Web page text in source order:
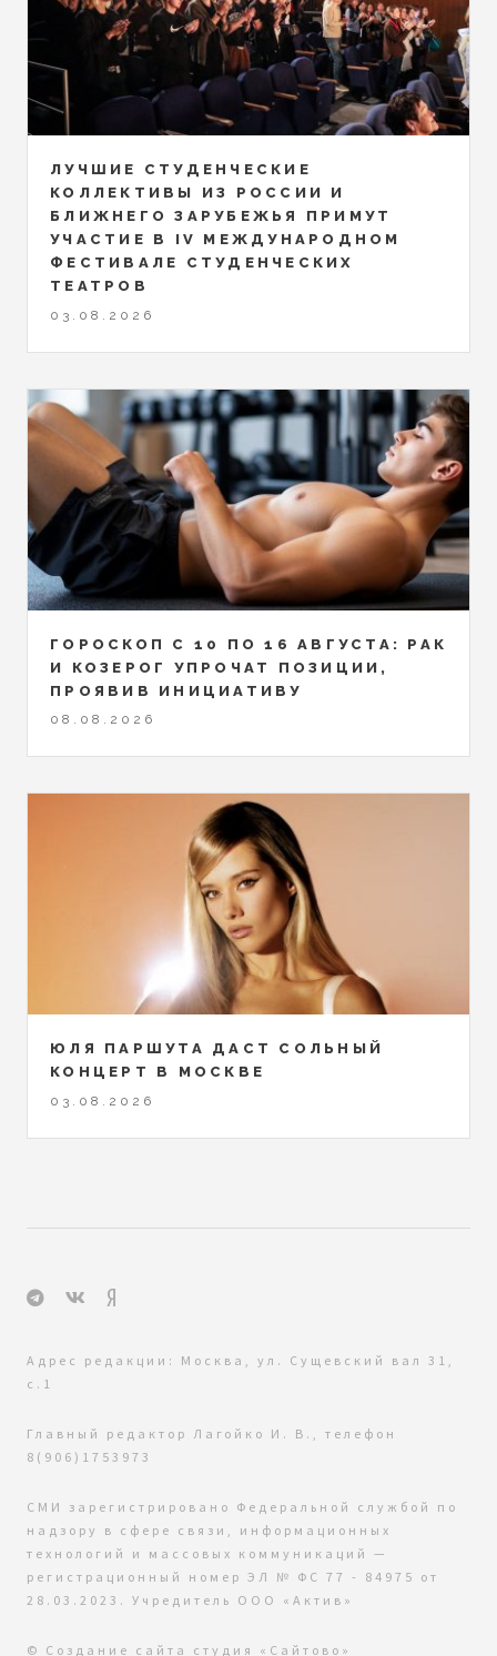
ЛУЧШИЕ СТУДЕНЧЕСКИЕ
КОЛЛЕКТИВЫ ИЗ РОССИИ И
БЛИЖНЕГО ЗАРУБЕЖЬЯ ПРИМУТ
УЧАСТИЕ В IV МЕЖДУНАРОДНОМ
ФЕСТИВАЛЕ СТУДЕНЧЕСКИХ
ТЕАТРОВ
03.08.2026
ГОРОСКОП С 10 ПО 16 АВГУСТА: РАК
И КОЗЕРОГ УПРОЧАТ ПОЗИЦИИ,
ПРОЯВИВ ИНИЦИАТИВУ
08.08.2026
ЮЛЯ ПАРШУТА ДАСТ СОЛЬНЫЙ
КОНЦЕРТ В МОСКВЕ
03.08.2026
Адрес редакции: Москва, ул. Сущевский вал 31,
с.1
Главный редактор Лагойко И. В., телефон
8(906)1753973
СМИ зарегистрировано Федеральной службой по
надзору в сфере связи, информационных
технологий и массовых коммуникаций —
регистрационный номер ЭЛ № ФС 77 - 84975 от
28.03.2023. Учредитель ООО «Актив»
© Создание сайта студия «Сайтово»